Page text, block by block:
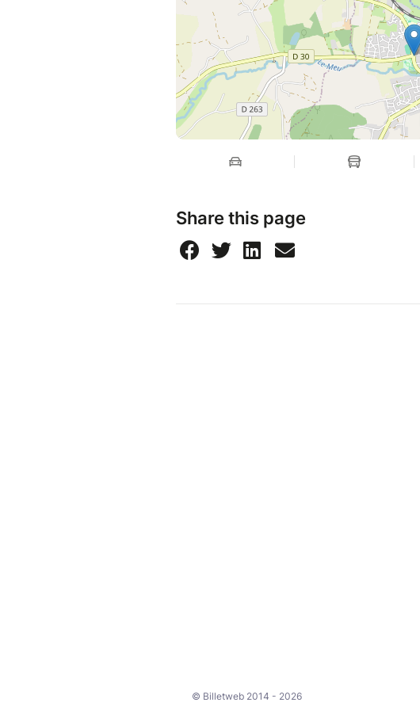
Share this page
© Billetweb 2014 - 2026